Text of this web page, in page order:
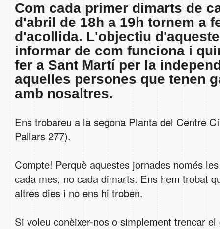
Com cada primer dimarts de
d'abril de 18h a 19h tornem a
d'acollida. L'objectiu
informar de com funciona i
fer a Sant Martí per la
aquelles persones que tenen
amb nosaltres.
Ens trobareu a la segona Planta del Centre
Pallars 277).
Compte! Perquè aquestes jornades només
cada mes, no cada dimarts. Ens hem trobat
altres dies i no ens hi troben.
Si voleu conèixer-nos o simplement trencar